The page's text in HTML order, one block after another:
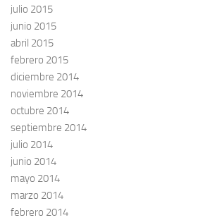
julio 2015
junio 2015
abril 2015
febrero 2015
diciembre 2014
noviembre 2014
octubre 2014
septiembre 2014
julio 2014
junio 2014
mayo 2014
marzo 2014
febrero 2014